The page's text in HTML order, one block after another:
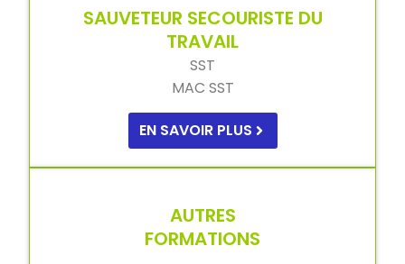
SAUVETEUR SECOURISTE DU
TRAVAIL
SST
MAC SST
EN SAVOIR PLUS
AUTRES
FORMATIONS